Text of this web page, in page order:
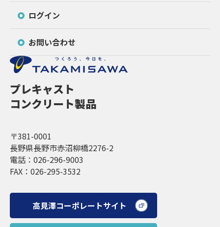
プレキャスト
コンクリート製品
〒381-0001
長野県長野市赤沼柳橋2276-2
電話：026-296-9003
FAX：026-295-3532
高見澤コーポレートサイト
ログイン
お問い合わせ